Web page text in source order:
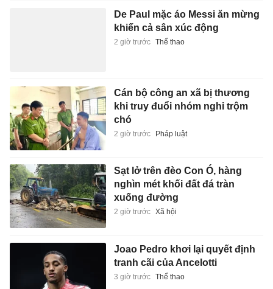
De Paul mặc áo Messi ăn mừng
khiến cả sân xúc động
2 giờ trước Thể thao
Cán bộ công an xã bị thương
khi truy đuổi nhóm nghi trộm
chó
2 giờ trước Pháp luật
Sạt lở trên đèo Con Ó, hàng
nghìn mét khối đất đá tràn
xuống đường
2 giờ trước Xã hội
Joao Pedro khơi lại quyết định
tranh cãi của Ancelotti
3 giờ trước Thể thao